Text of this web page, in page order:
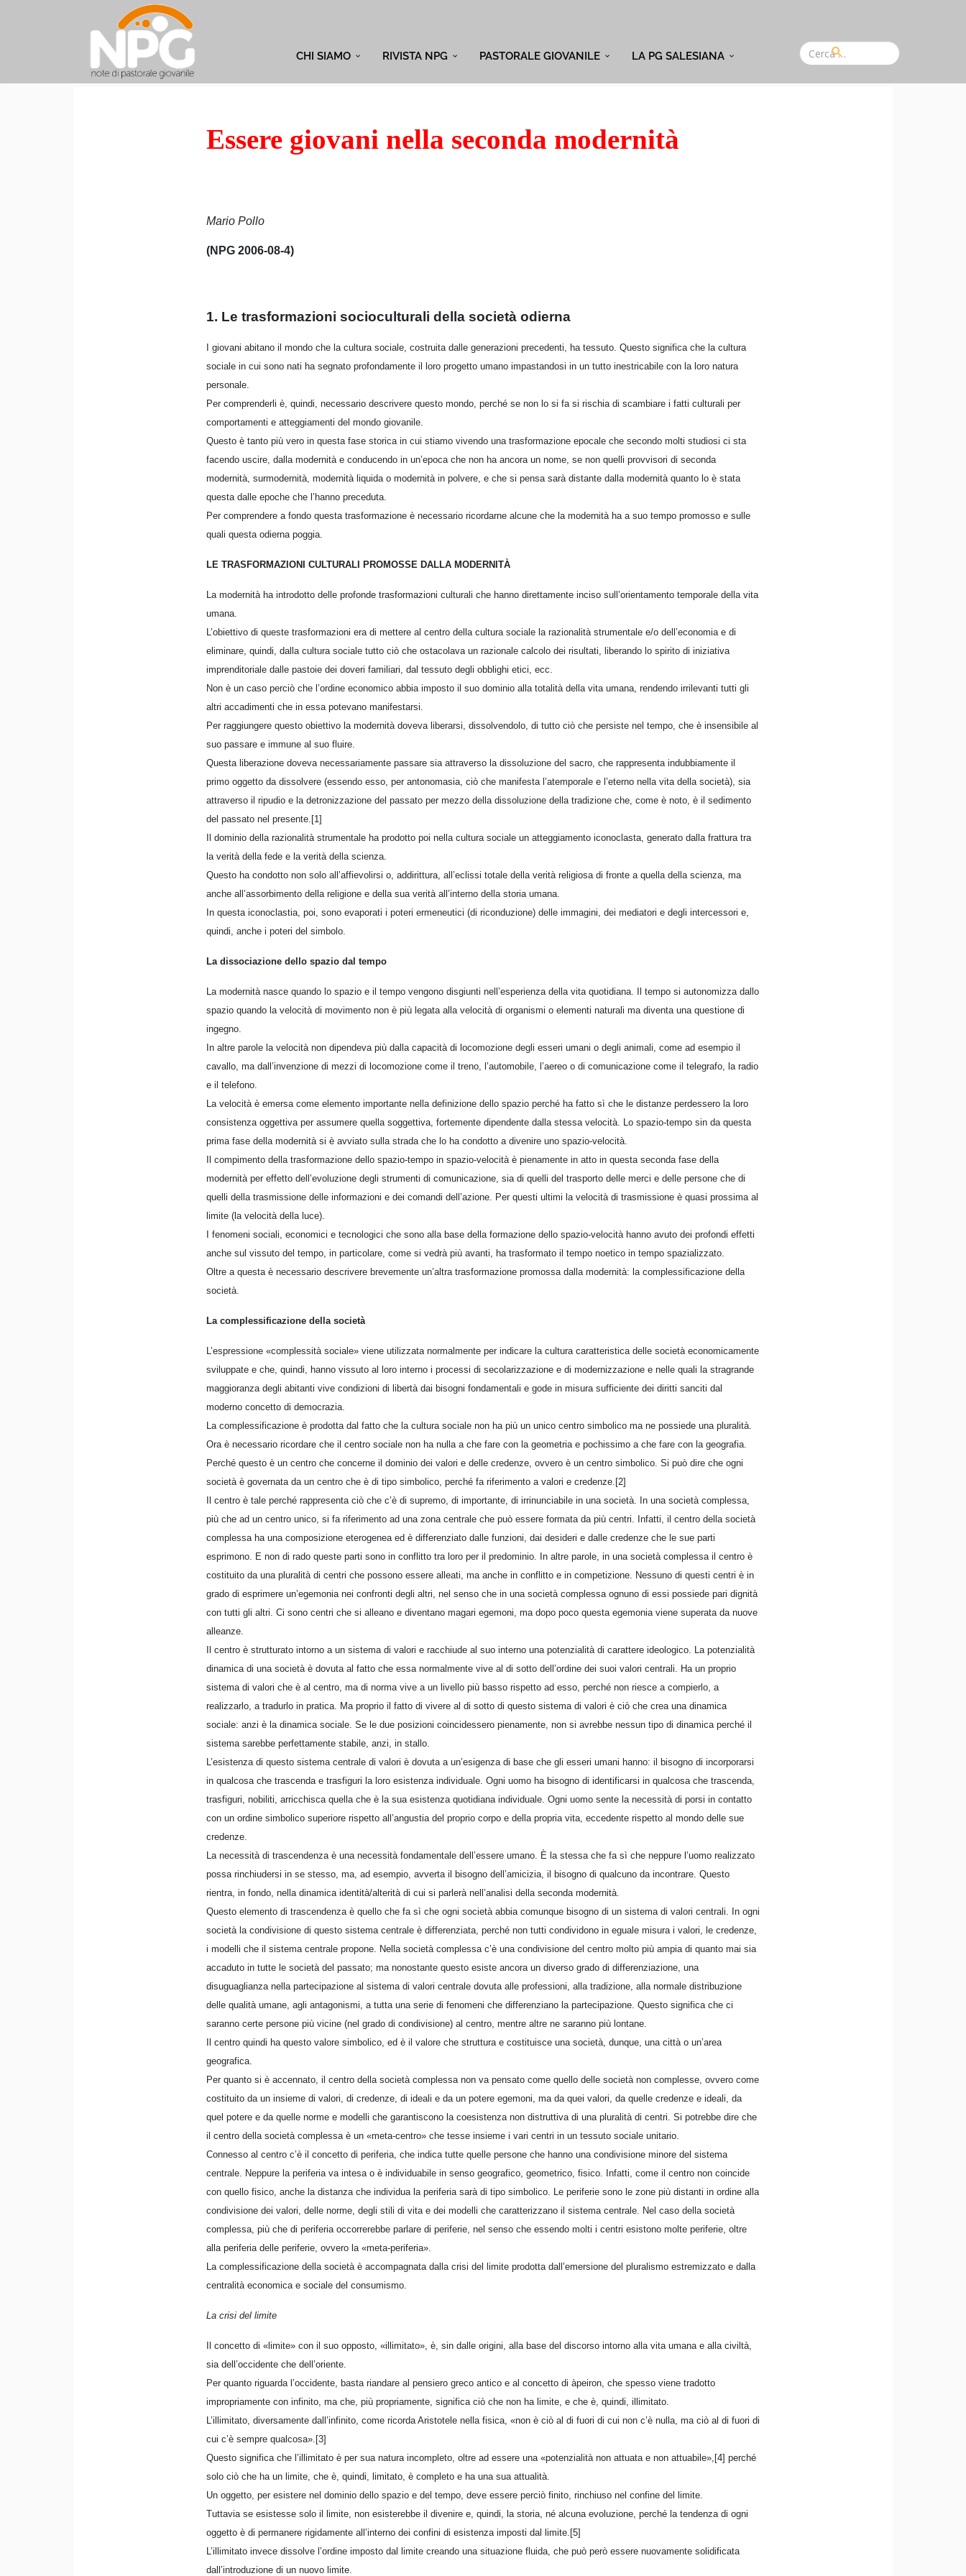
CHI SIAMO RIVISTA NPG PASTORALE GIOVANILE LA PG SALESIANA
Essere giovani nella seconda modernità
Mario Pollo
(NPG 2006-08-4)
1. Le trasformazioni socioculturali della società odierna
I giovani abitano il mondo che la cultura sociale, costruita dalle generazioni precedenti, ha tessuto. Questo significa che la cultura
sociale in cui sono nati ha segnato profondamente il loro progetto umano impastandosi in un tutto inestricabile con la loro natura
personale.
Per comprenderli è, quindi, necessario descrivere questo mondo, perché se non lo si fa si rischia di scambiare i fatti culturali per
comportamenti e atteggiamenti del mondo giovanile.
Questo è tanto più vero in questa fase storica in cui stiamo vivendo una trasformazione epocale che secondo molti studiosi ci sta
facendo uscire, dalla modernità e conducendo in un’epoca che non ha ancora un nome, se non quelli provvisori di seconda
modernità, surmodernità, modernità liquida o modernità in polvere, e che si pensa sarà distante dalla modernità quanto lo è stata
questa dalle epoche che l’hanno preceduta.
Per comprendere a fondo questa trasformazione è necessario ricordarne alcune che la modernità ha a suo tempo promosso e sulle
quali questa odierna poggia.
LE TRASFORMAZIONI CULTURALI PROMOSSE DALLA MODERNITÀ
La modernità ha introdotto delle profonde trasformazioni culturali che hanno direttamente inciso sull’orientamento temporale della vita
umana.
L’obiettivo di queste trasformazioni era di mettere al centro della cultura sociale la razionalità strumentale e/o dell’economia e di
eliminare, quindi, dalla cultura sociale tutto ciò che ostacolava un razionale calcolo dei risultati, liberando lo spirito di iniziativa
imprenditoriale dalle pastoie dei doveri familiari, dal tessuto degli obblighi etici, ecc.
Non è un caso perciò che l’ordine economico abbia imposto il suo dominio alla totalità della vita umana, rendendo irrilevanti tutti gli
altri accadimenti che in essa potevano manifestarsi.
Per raggiungere questo obiettivo la modernità doveva liberarsi, dissolvendolo, di tutto ciò che persiste nel tempo, che è insensibile al
suo passare e immune al suo fluire.
Questa liberazione doveva necessariamente passare sia attraverso la dissoluzione del sacro, che rappresenta indubbiamente il
primo oggetto da dissolvere (essendo esso, per antonomasia, ciò che manifesta l’atemporale e l’eterno nella vita della società), sia
attraverso il ripudio e la detronizzazione del passato per mezzo della dissoluzione della tradizione che, come è noto, è il sedimento
del passato nel presente.[1]
Il dominio della razionalità strumentale ha prodotto poi nella cultura sociale un atteggiamento iconoclasta, generato dalla frattura tra
la verità della fede e la verità della scienza.
Questo ha condotto non solo all’affievolirsi o, addirittura, all’eclissi totale della verità religiosa di fronte a quella della scienza, ma
anche all’assorbimento della religione e della sua verità all’interno della storia umana.
In questa iconoclastia, poi, sono evaporati i poteri ermeneutici (di riconduzione) delle immagini, dei mediatori e degli intercessori e,
quindi, anche i poteri del simbolo.
La dissociazione dello spazio dal tempo
La modernità nasce quando lo spazio e il tempo vengono disgiunti nell’esperienza della vita quotidiana. Il tempo si autonomizza dallo
spazio quando la velocità di movimento non è più legata alla velocità di organismi o elementi naturali ma diventa una questione di
ingegno.
In altre parole la velocità non dipendeva più dalla capacità di locomozione degli esseri umani o degli animali, come ad esempio il
cavallo, ma dall’invenzione di mezzi di locomozione come il treno, l’automobile, l’aereo o di comunicazione come il telegrafo, la radio
e il telefono.
La velocità è emersa come elemento importante nella definizione dello spazio perché ha fatto sì che le distanze perdessero la loro
consistenza oggettiva per assumere quella soggettiva, fortemente dipendente dalla stessa velocità. Lo spazio-tempo sin da questa
prima fase della modernità si è avviato sulla strada che lo ha condotto a divenire uno spazio-velocità.
Il compimento della trasformazione dello spazio-tempo in spazio-velocità è pienamente in atto in questa seconda fase della
modernità per effetto dell’evoluzione degli strumenti di comunicazione, sia di quelli del trasporto delle merci e delle persone che di
quelli della trasmissione delle informazioni e dei comandi dell’azione. Per questi ultimi la velocità di trasmissione è quasi prossima al
limite (la velocità della luce).
I fenomeni sociali, economici e tecnologici che sono alla base della formazione dello spazio-velocità hanno avuto dei profondi effetti
anche sul vissuto del tempo, in particolare, come si vedrà più avanti, ha trasformato il tempo noetico in tempo spazializzato.
Oltre a questa è necessario descrivere brevemente un’altra trasformazione promossa dalla modernità: la complessificazione della
società.
La complessificazione della società
L’espressione «complessità sociale» viene utilizzata normalmente per indicare la cultura caratteristica delle società economicamente
sviluppate e che, quindi, hanno vissuto al loro interno i processi di secolarizzazione e di modernizzazione e nelle quali la stragrande
maggioranza degli abitanti vive condizioni di libertà dai bisogni fondamentali e gode in misura sufficiente dei diritti sanciti dal
moderno concetto di democrazia.
La complessificazione è prodotta dal fatto che la cultura sociale non ha più un unico centro simbolico ma ne possiede una pluralità.
Ora è necessario ricordare che il centro sociale non ha nulla a che fare con la geometria e pochissimo a che fare con la geografia.
Perché questo è un centro che concerne il dominio dei valori e delle credenze, ovvero è un centro simbolico. Si può dire che ogni
società è governata da un centro che è di tipo simbolico, perché fa riferimento a valori e credenze.[2]
Il centro è tale perché rappresenta ciò che c’è di supremo, di importante, di irrinunciabile in una società. In una società complessa,
più che ad un centro unico, si fa riferimento ad una zona centrale che può essere formata da più centri. Infatti, il centro della società
complessa ha una composizione eterogenea ed è differenziato dalle funzioni, dai desideri e dalle credenze che le sue parti
esprimono. E non di rado queste parti sono in conflitto tra loro per il predominio. In altre parole, in una società complessa il centro è
costituito da una pluralità di centri che possono essere alleati, ma anche in conflitto e in competizione. Nessuno di questi centri è in
grado di esprimere un’egemonia nei confronti degli altri, nel senso che in una società complessa ognuno di essi possiede pari dignità
con tutti gli altri. Ci sono centri che si alleano e diventano magari egemoni, ma dopo poco questa egemonia viene superata da nuove
alleanze.
Il centro è strutturato intorno a un sistema di valori e racchiude al suo interno una potenzialità di carattere ideologico. La potenzialità
dinamica di una società è dovuta al fatto che essa normalmente vive al di sotto dell’ordine dei suoi valori centrali. Ha un proprio
sistema di valori che è al centro, ma di norma vive a un livello più basso rispetto ad esso, perché non riesce a compierlo, a
realizzarlo, a tradurlo in pratica. Ma proprio il fatto di vivere al di sotto di questo sistema di valori è ciò che crea una dinamica
sociale: anzi è la dinamica sociale. Se le due posizioni coincidessero pienamente, non si avrebbe nessun tipo di dinamica perché il
sistema sarebbe perfettamente stabile, anzi, in stallo.
L’esistenza di questo sistema centrale di valori è dovuta a un’esigenza di base che gli esseri umani hanno: il bisogno di incorporarsi
in qualcosa che trascenda e trasfiguri la loro esistenza individuale. Ogni uomo ha bisogno di identificarsi in qualcosa che trascenda,
trasfiguri, nobiliti, arricchisca quella che è la sua esistenza quotidiana individuale. Ogni uomo sente la necessità di porsi in contatto
con un ordine simbolico superiore rispetto all’angustia del proprio corpo e della propria vita, eccedente rispetto al mondo delle sue
credenze.
La necessità di trascendenza è una necessità fondamentale dell’essere umano. È la stessa che fa sì che neppure l’uomo realizzato
possa rinchiudersi in se stesso, ma, ad esempio, avverta il bisogno dell’amicizia, il bisogno di qualcuno da incontrare. Questo
rientra, in fondo, nella dinamica identità/alterità di cui si parlerà nell’analisi della seconda modernità.
Questo elemento di trascendenza è quello che fa sì che ogni società abbia comunque bisogno di un sistema di valori centrali. In ogni
società la condivisione di questo sistema centrale è differenziata, perché non tutti condividono in eguale misura i valori, le credenze,
i modelli che il sistema centrale propone. Nella società complessa c’è una condivisione del centro molto più ampia di quanto mai sia
accaduto in tutte le società del passato; ma nonostante questo esiste ancora un diverso grado di differenziazione, una
disuguaglianza nella partecipazione al sistema di valori centrale dovuta alle professioni, alla tradizione, alla normale distribuzione
delle qualità umane, agli antagonismi, a tutta una serie di fenomeni che differenziano la partecipazione. Questo significa che ci
saranno certe persone più vicine (nel grado di condivisione) al centro, mentre altre ne saranno più lontane.
Il centro quindi ha questo valore simbolico, ed è il valore che struttura e costituisce una società, dunque, una città o un’area
geografica.
Per quanto si è accennato, il centro della società complessa non va pensato come quello delle società non complesse, ovvero come
costituito da un insieme di valori, di credenze, di ideali e da un potere egemoni, ma da quei valori, da quelle credenze e ideali, da
quel potere e da quelle norme e modelli che garantiscono la coesistenza non distruttiva di una pluralità di centri. Si potrebbe dire che
il centro della società complessa è un «meta-centro» che tesse insieme i vari centri in un tessuto sociale unitario.
Connesso al centro c’è il concetto di periferia, che indica tutte quelle persone che hanno una condivisione minore del sistema
centrale. Neppure la periferia va intesa o è individuabile in senso geografico, geometrico, fisico. Infatti, come il centro non coincide
con quello fisico, anche la distanza che individua la periferia sarà di tipo simbolico. Le periferie sono le zone più distanti in ordine alla
condivisione dei valori, delle norme, degli stili di vita e dei modelli che caratterizzano il sistema centrale. Nel caso della società
complessa, più che di periferia occorrerebbe parlare di periferie, nel senso che essendo molti i centri esistono molte periferie, oltre
alla periferia delle periferie, ovvero la «meta-periferia».
La complessificazione della società è accompagnata dalla crisi del limite prodotta dall’emersione del pluralismo estremizzato e dalla
centralità economica e sociale del consumismo.
La crisi del limite
Il concetto di «limite» con il suo opposto, «illimitato», è, sin dalle origini, alla base del discorso intorno alla vita umana e alla civiltà,
sia dell’occidente che dell’oriente.
Per quanto riguarda l’occidente, basta riandare al pensiero greco antico e al concetto di àpeiron, che spesso viene tradotto
impropriamente con infinito, ma che, più propriamente, significa ciò che non ha limite, e che è, quindi, illimitato.
L’illimitato, diversamente dall’infinito, come ricorda Aristotele nella fisica, «non è ciò al di fuori di cui non c’è nulla, ma ciò al di fuori di
cui c’è sempre qualcosa».[3]
Questo significa che l’illimitato è per sua natura incompleto, oltre ad essere una «potenzialità non attuata e non attuabile»,[4] perché
solo ciò che ha un limite, che è, quindi, limitato, è completo e ha una sua attualità.
Un oggetto, per esistere nel dominio dello spazio e del tempo, deve essere perciò finito, rinchiuso nel confine del limite.
Tuttavia se esistesse solo il limite, non esisterebbe il divenire e, quindi, la storia, né alcuna evoluzione, perché la tendenza di ogni
oggetto è di permanere rigidamente all’interno dei confini di esistenza imposti dal limite.[5]
L’illimitato invece dissolve l’ordine imposto dal limite creando una situazione fluida, che può però essere nuovamente solidificata
dall’introduzione di un nuovo limite.